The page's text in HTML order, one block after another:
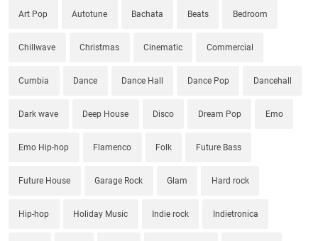
Art Pop Autotune Bachata Beats Bedroom
Chillwave Christmas Cinematic Commercial
Cumbia Dance Dance Hall Dance Pop Dancehall
Dark wave Deep House Disco Dream Pop Emo
Emo Hip-hop Flamenco Folk Future Bass
Future House Garage Rock Glam Hard rock
Hip-hop Holiday Music Indie rock Indietronica